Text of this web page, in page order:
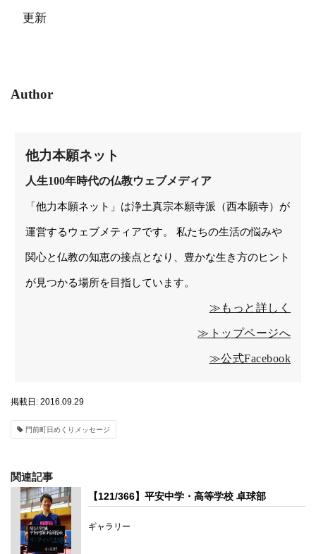
更新
Author
他力本願ネット
人生100年時代の仏教ウェブメディア
「他力本願ネット」は浄土真宗本願寺派（西本願寺）が
運営するウェブメティアです。 私たちの生活の悩みや
関心と仏教の知恵の接点となり、豊かな生き方のヒント
が見つかる場所を目指しています。
≫もっと詳しく
≫トップページへ
≫公式Facebook
掲載日: 2016.09.29
門前町日めくりメッセージ
関連記事
【121/366】平安中学・高等学校 卓球部
ギャラリー